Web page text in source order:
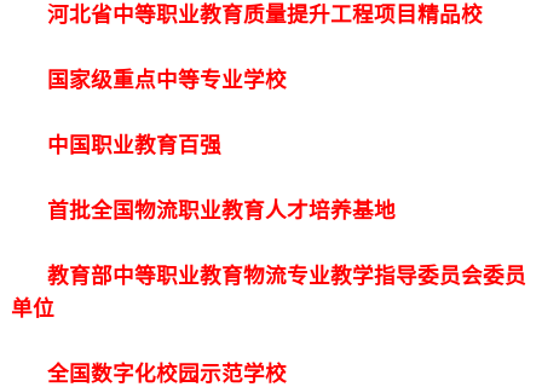
河北省中等职业教育质量提升工程项目精品校
国家级重点中等专业学校
中国职业教育百强
首批全国物流职业教育人才培养基地
教育部中等职业教育物流专业教学指导委员会委员
单位
全国数字化校园示范学校